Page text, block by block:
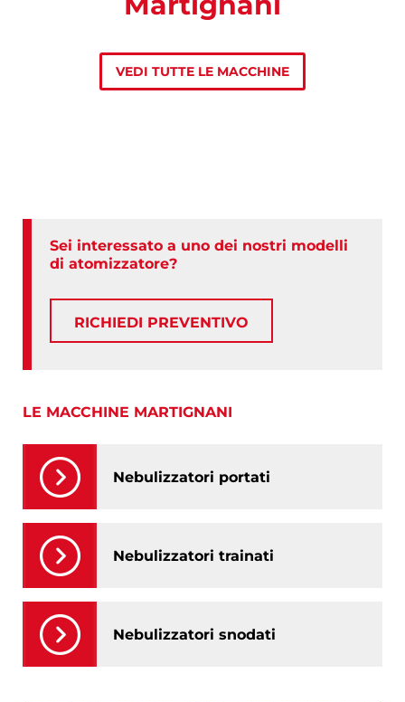
VEDI TUTTE LE MACCHINE
Sei interessato a uno dei nostri modelli
di atomizzatore?
RICHIEDI PREVENTIVO
LE MACCHINE MARTIGNANI
Nebulizzatori portati
Nebulizzatori trainati
Nebulizzatori snodati